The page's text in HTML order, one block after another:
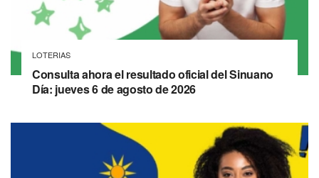
LOTERIAS
Consulta ahora el resultado oficial del Sinuano
Día: jueves 6 de agosto de 2026